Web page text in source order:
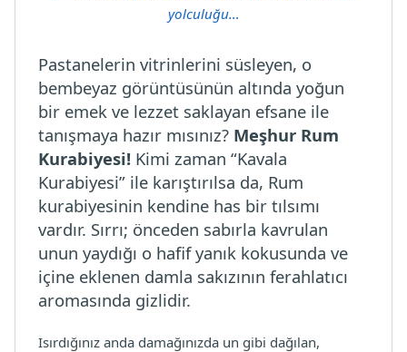
yolculuğu…
Pastanelerin vitrinlerini süsleyen, o
bembeyaz görüntüsünün altında yoğun
bir emek ve lezzet saklayan efsane ile
tanışmaya hazır mısınız? Meşhur Rum
Kurabiyesi! Kimi zaman “Kavala
Kurabiyesi” ile karıştırılsa da, Rum
kurabiyesinin kendine has bir tılsımı
vardır. Sırrı; önceden sabırla kavrulan
unun yaydığı o hafif yanık kokusunda ve
içine eklenen damla sakızının ferahlatıcı
aromasında gizlidir.
Isırdığınız anda damağınızda un gibi dağılan,